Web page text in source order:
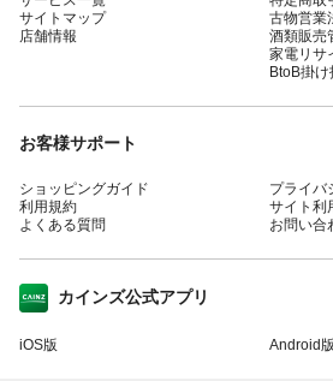
サイトマップ
店舗情報
古物営業
酒類販売
家電リサ
BtoB掛
お客様サポート
ショッピングガイド
利用規約
よくある質問
プライバ
サイト利
お問い合
カインズ公式アプリ
iOS版 Android版